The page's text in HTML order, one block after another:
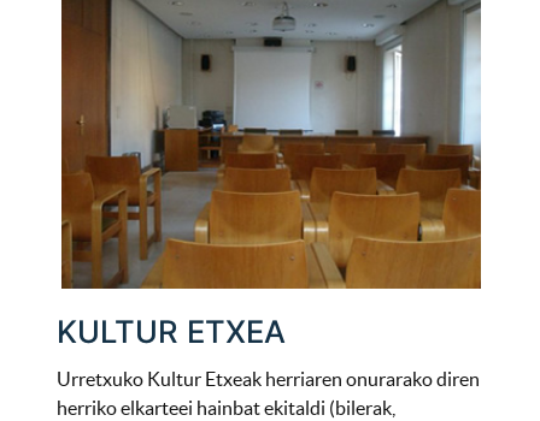
KULTUR ETXEA
Urretxuko Kultur Etxeak herriaren onurarako diren
herriko elkarteei hainbat ekitaldi (bilerak,